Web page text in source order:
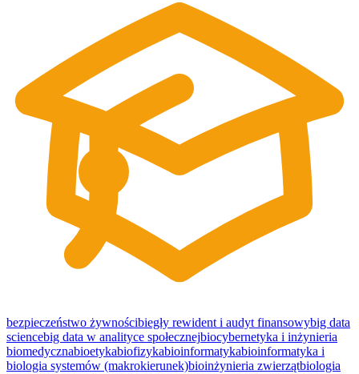
bezpieczeństwo żywnościbiegły rewident i audyt finansowybig data
sciencebig data w analityce społecznejbiocybernetyka i inżynieria
biomedycznabioetykabiofizykabioinformatykabioinformatyka i
biologia systemów (makrokierunek)bioinżynieria zwierzątbiologia